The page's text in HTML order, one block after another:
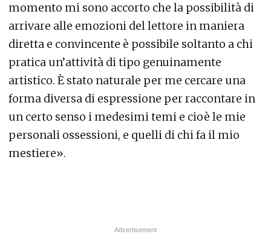
momento mi sono accorto che la possibilità di
arrivare alle emozioni del lettore in maniera
diretta e convincente è possibile soltanto a chi
pratica un’attività di tipo genuinamente
artistico. È stato naturale per me cercare una
forma diversa di espressione per raccontare in
un certo senso i medesimi temi e cioè le mie
personali ossessioni, e quelli di chi fa il mio
mestiere».